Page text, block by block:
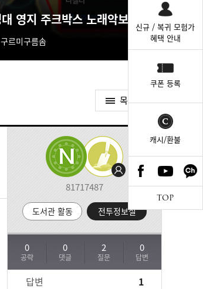
원정대 영지 주크박스 노래악보 획득처
구르미구름솜
목록가기
81717487
도서관 활동 전투정보실
공략
0
댓글
0
질문
2
답변
0
답변
1
신규 / 복귀 모험가
혜택 안내
쿠폰 등록
캐시/환불
TOP